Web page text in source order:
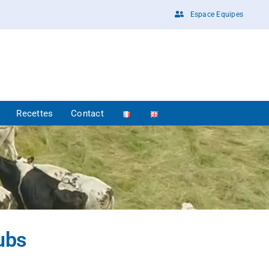
Espace Equipes
Recettes Contact